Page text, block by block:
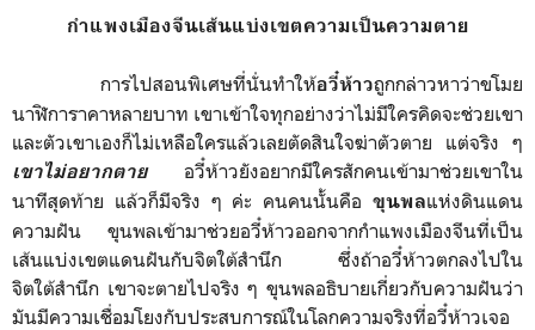
กำแพงเมืองจีนเส้นแบ่งเขตความเป็นความตาย
การไปสอนพิเศษที่นั่นทำให้อวี๋ห้าวถูกกล่าวหาว่าขโมย
นาฬิการาคาหลายบาท เขาเข้าใจทุกอย่างว่าไม่มีใครคิดจะช่วยเขา
และตัวเขาเองก็ไม่เหลือใครแล้วเลยตัดสินใจฆ่าตัวตาย แต่จริง ๆ
เขาไม่อยากตาย
อวี๋ห้าวยังอยากมีใครสักคนเข้ามาช่วยเขาใน
นาทีสุดท้าย แล้วก็มีจริง ๆ ค่ะ คนคนนั้นคือ ขุนพลแห่งดินแดน
ความฝัน ขุนพลเข้ามาช่วยอวี๋ห้าวออกจากกำแพงเมืองจีนที่เป็น
เส้นแบ่งเขตแดนฝันกับจิตใต้สำนึก ซึ่งถ้าอวี๋ห้าวตกลงไปใน
จิตใต้สำนึก เขาจะตายไปจริง ๆ ขุนพลอธิบายเกี่ยวกับความฝันว่า
มันมีความเชื่อมโยงกับประสบการณ์ในโลกความจริงที่อวี๋ห้าวเจอ